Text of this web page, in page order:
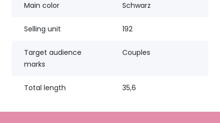
Main color Schwarz
Selling unit 192
Target audience
marks
Couples
Total length 35,6